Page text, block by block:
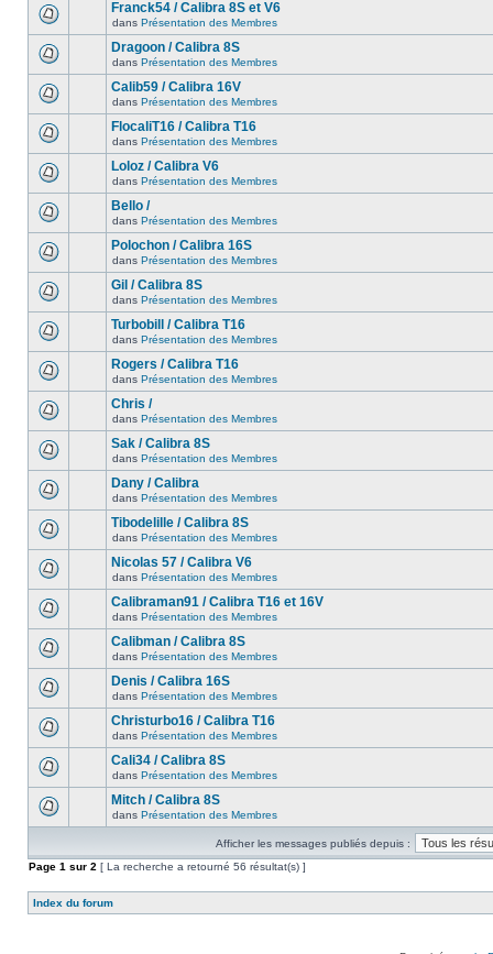
Franck54 / Calibra 8S et V6
dans Présentation des Membres
Dragoon / Calibra 8S
dans Présentation des Membres
Calib59 / Calibra 16V
dans Présentation des Membres
FlocaliT16 / Calibra T16
dans Présentation des Membres
Loloz / Calibra V6
dans Présentation des Membres
Bello /
dans Présentation des Membres
Polochon / Calibra 16S
dans Présentation des Membres
Gil / Calibra 8S
dans Présentation des Membres
Turbobill / Calibra T16
dans Présentation des Membres
Rogers / Calibra T16
dans Présentation des Membres
Chris /
dans Présentation des Membres
Sak / Calibra 8S
dans Présentation des Membres
Dany / Calibra
dans Présentation des Membres
Tibodelille / Calibra 8S
dans Présentation des Membres
Nicolas 57 / Calibra V6
dans Présentation des Membres
Calibraman91 / Calibra T16 et 16V
dans Présentation des Membres
Calibman / Calibra 8S
dans Présentation des Membres
Denis / Calibra 16S
dans Présentation des Membres
Christurbo16 / Calibra T16
dans Présentation des Membres
Cali34 / Calibra 8S
dans Présentation des Membres
Mitch / Calibra 8S
dans Présentation des Membres
Afficher les messages publiés depuis :
Page 1 sur 2 [ La recherche a retourné 56 résultat(s) ]
Index du forum